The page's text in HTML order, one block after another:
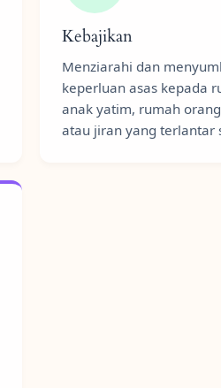
Kebajikan
Menziarahi dan
keperluan asas kepada
anak yatim, rumah
atau jiran yang terlantar